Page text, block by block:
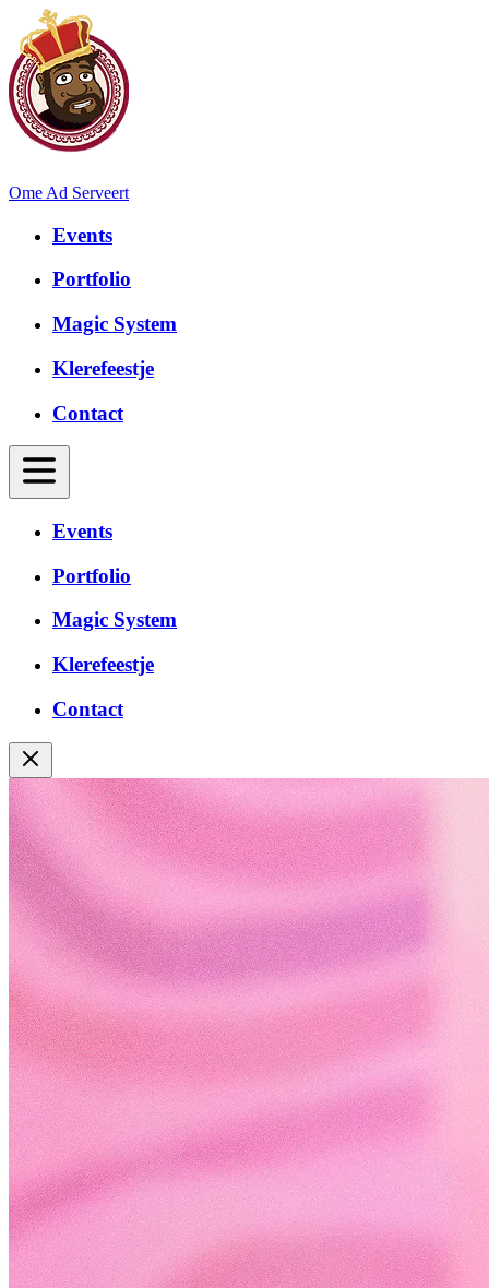
Ome Ad Serveert
Events
Portfolio
Magic System
Klerefeestje
Contact
Events
Portfolio
Magic System
Klerefeestje
Contact